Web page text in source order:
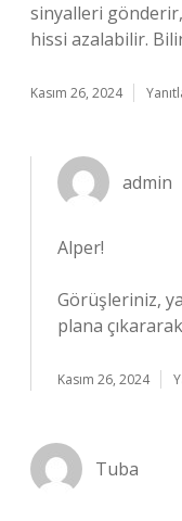
sinyalleri
hissi azalabilir.
Kasım 26, 2024
admin
Alper!
Görüşleriniz,
plana
Kasım 26, 2024
Tuba